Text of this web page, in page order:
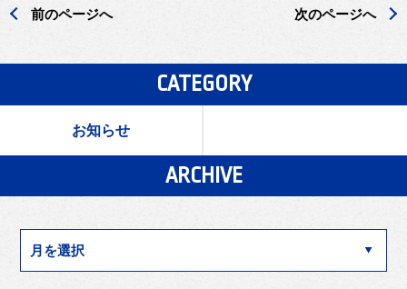
前のページへ 次のページへ
CATEGORY
お知らせ
ARCHIVE